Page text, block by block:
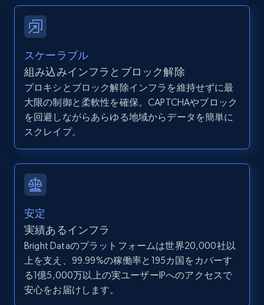
Zpid, City, State, HomeStatus, Address,
IsListingClaimedByCurrentSignedInUser,
IsCurrentSignedInAgentResponsible, Bedrooms,
12K+ 1.3K+ 無料トライアル
LinkedIn posts
URL, ID, User id, Use url, Title, Headline, Post
text, Date posted, and more.
11.3K+
LinkedIn posts - Discover user's articles by
URL
URL, ID, User id, Use url, Title, Headline, Post
text, Date posted, and more.
スケーラブル
組み込みインフラとブロック解除
プロキシとブロック解除インフラを維持せずに最
大限の制御と柔軟性を確保。CAPTCHAやブロック
を回避しながらあらゆる地域からデータを簡単に
スクレイプ。
安定
実績あるインフラ
Bright Dataのプラットフォームは世界20,000社以
上を支え、99.99%の稼働率と195カ国をカバーす
る1億5,000万以上の実ユーザーIPへのアクセスで
安心をお届けします。